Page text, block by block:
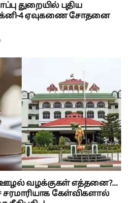
துறையில் புதிய
4 ஏவுகணை சோதனை
வழக்குகள் எத்தனை?...
கேள்விகளால்